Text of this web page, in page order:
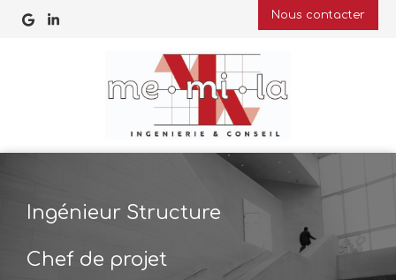
Nous contacter
Ingénieur Structure
Chef de projet